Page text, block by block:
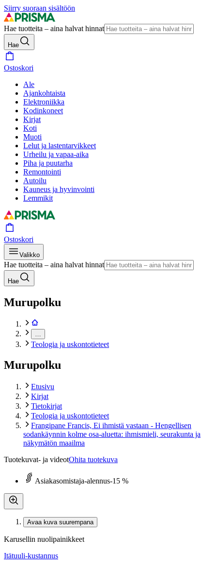
Siirry suoraan sisältöön
Hae tuotteita – aina halvat hinnat
Hae
Ostoskori
Ale
Ajankohtaista
Elektroniikka
Kodinkoneet
Kirjat
Koti
Muoti
Lelut ja lastentarvikkeet
Urheilu ja vapaa-aika
Piha ja puutarha
Remontointi
Autoilu
Kauneus ja hyvinvointi
Lemmikit
Ostoskori
Valikko
Hae tuotteita – aina halvat hinnat
Hae
Murupolku
Teologia ja uskontotieteet
Murupolku
Etusivu
Kirjat
Tietokirjat
Teologia ja uskontotieteet
Frangipane Francis, Ei ihmistä vastaan - Hengellisen
sodankäynnin kolme osa-aluetta: ihmismieli, seurakunta ja
näkymätön maailma
Tuotekuvat- ja videotOhita tuotekuva
Asiakasomistaja-alennus-15 %
Avaa kuva suurempana
Karusellin nuolipainikkeet
Itätuuli-kustannus